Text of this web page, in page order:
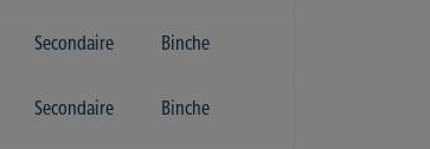
Secondaire Binche
Secondaire Binche